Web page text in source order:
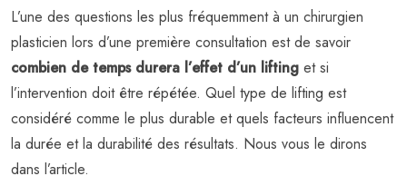
L’une des questions les plus fréquemment à un chirurgien
plasticien lors d’une première consultation est de savoir
combien de temps durera l’effet d’un lifting et si
l’intervention doit être répétée. Quel type de lifting est
considéré comme le plus durable et quels facteurs influencent
la durée et la durabilité des résultats. Nous vous le dirons
dans l’article.